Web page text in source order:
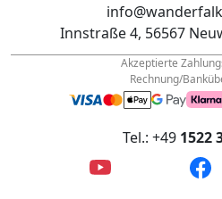
AGB
Innstraße 4, 56567
Rechnung/